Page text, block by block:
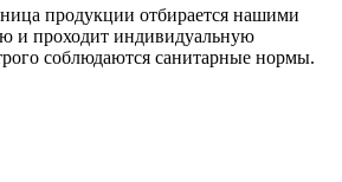
продукции отбирается нашими
и проходит индивидуальную
соблюдаются санитарные нормы.